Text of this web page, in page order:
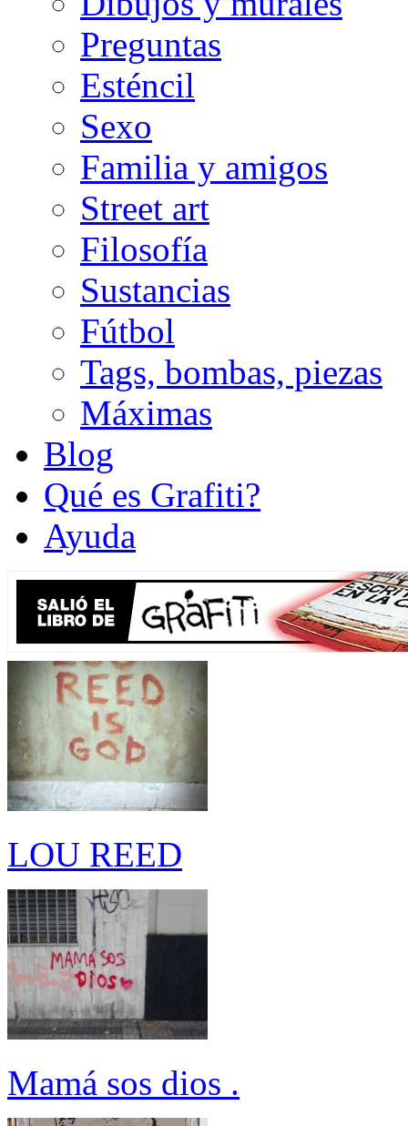
Preguntas
Esténcil
Sexo
Familia y amigos
Street art
Filosofía
Sustancias
Fútbol
Tags, bombas, piezas
Máximas
Blog
Qué es Grafiti?
Ayuda
LOU REED
Mamá sos dios .